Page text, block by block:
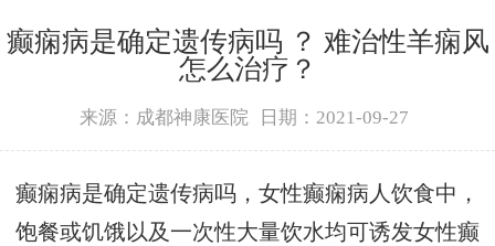
癫痫病是确定遗传病吗 ？ 难治性羊痫风
怎么治疗？
来源：成都神康医院 日期：2021-09-27
癫痫病是确定遗传病吗，女性癫痫病人饮食中，
饱餐或饥饿以及一次性大量饮水均可诱发女性癫